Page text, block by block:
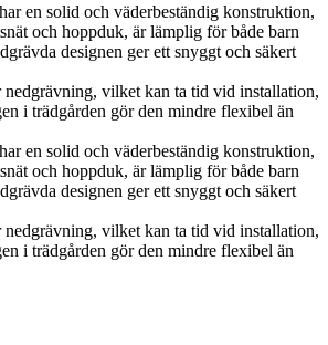
en solid och väderbeständig konstruktion,
och hoppduk, är lämplig för både barn
designen ger ett snyggt och säkert
vilket kan ta tid vid installation,
i trädgården gör den mindre flexibel än
en solid och väderbeständig konstruktion,
och hoppduk, är lämplig för både barn
designen ger ett snyggt och säkert
vilket kan ta tid vid installation,
i trädgården gör den mindre flexibel än